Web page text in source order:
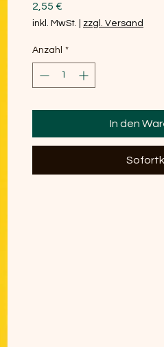
2,55 €
inkl. MwSt. zzgl. Versand
Anzahl *
In den